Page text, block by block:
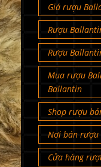
Giá rượu
Rượu
Rượu
Mua rượu
Ballantin
Shop rượu
Nơi bán rượu
Cửa hàng